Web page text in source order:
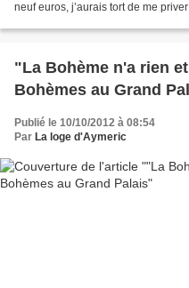
neuf euros, j’aurais tort de me
"La Bohème n'a rien
Bohèmes au Grand
Publié le 10/10/2012 à 08:54
Par La loge d'Aymeric